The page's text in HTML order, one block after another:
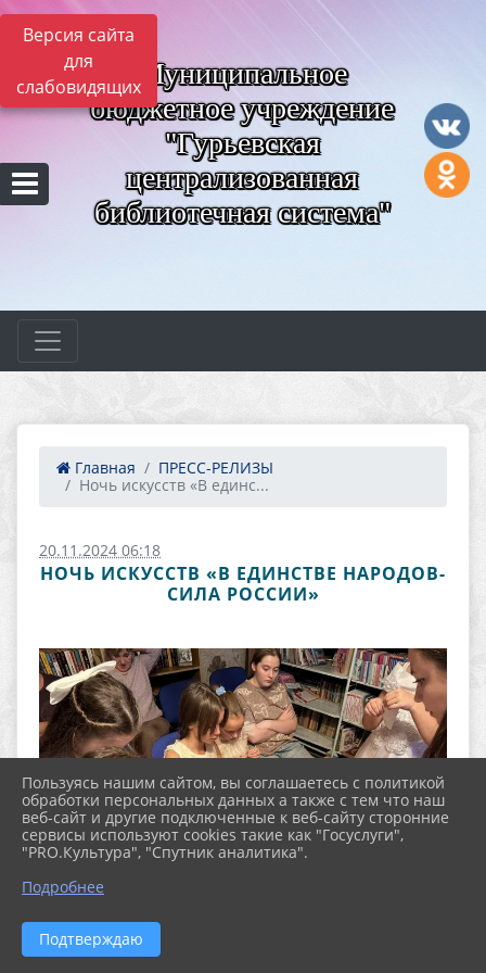
Версия сайта
для
слабовидящих Муниципальное
бюджетное учреждение
"Гурьевская
централизованная
библиотечная система"
Главная
ПРЕСС-РЕЛИЗЫ
Ночь искусств «В единс...
20.11.2024 06:18
НОЧЬ ИСКУССТВ «В ЕДИНСТВЕ НАРОДОВ-
СИЛА РОССИИ»
Пользуясь нашим сайтом, вы соглашаетесь с политикой
обработки персональных данных а также с тем что наш
веб-сайт и другие подключенные к веб-сайту сторонние
сервисы используют cookies такие как "Госуслуги",
"PRO.Культура", "Спутник аналитика".
Подробнее
Подтверждаю